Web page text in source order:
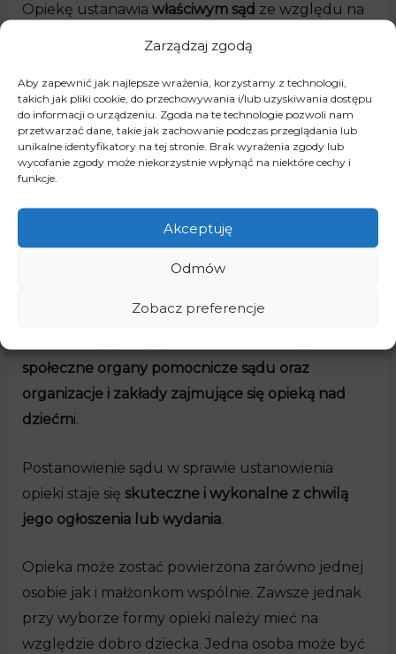
Zarządzaj zgodą
Aby zapewnić jak najlepsze wrażenia, korzystamy z technologii,
takich jak pliki cookie, do przechowywania i/lub uzyskiwania dostępu
do informacji o urządzeniu. Zgoda na te technologie pozwoli nam
przetwarzać dane, takie jak zachowanie podczas przeglądania lub
unikalne identyfikatory na tej stronie. Brak wyrażenia zgody lub
wycofanie zgody może niekorzystnie wpłynąć na niektóre cechy i
funkcje.
Akceptuję
Odmów
Zobacz preferencje
Opiekę ustanawia właściwym sąd ze względu na
uzyska informacje, ze małoletnie dziecko
pozostaje bez opieki. Powzięcie przez sąd
wiadomości statuuje obowiązek działania sądu w
tej sprawie. Nie tylko na sądzie ciąży obowiązek
podjęcia kroków w przedmiotowej sprawie. Każdy
bowiem, komu znane jest zdarzenie
uzasadniające wszczęcie takiego postępowania,
ma obowiązek zawiadomić o tym sąd opiekuńczy.
gminy, prokuraturę, notariusza, organy
społeczne organy pomocnicze sądu oraz
organizacje i zakłady zajmujące się opieką nad
dziećmi.
Postanowienie sądu w sprawie ustanowienia
opieki staje się skuteczne i wykonalne z chwilą
jego ogłoszenia lub wydania.
Opieka może zostać powierzona zarówno jednej
osobie jak i małżonkom wspólnie. Zawsze jednak
przy wyborze formy opieki należy mieć na
względzie dobro dziecka. Jedna osoba może być